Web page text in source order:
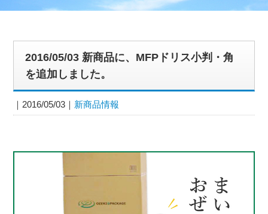
2016/05/03 新商品に、MFPドリス小判・角
を追加しました。
2016/05/03 新商品情報